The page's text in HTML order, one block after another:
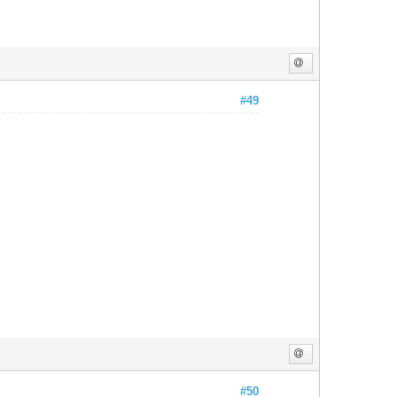
#49
#50